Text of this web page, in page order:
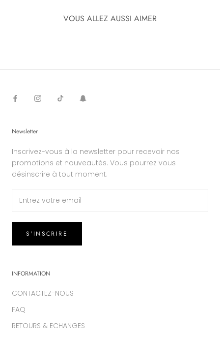
VOUS ALLEZ AUSSI AIMER
Newsletter
Inscrivez-vous à la newsletter pour recevoir nos
promotions et nouveautés. Vous pourrez vous
désinscrire à tout moment.
S'INSCRIRE
INFORMATION
CONTACTEZ-NOUS
FAQ
RETOURS & ECHANGES